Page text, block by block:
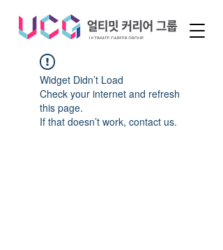
Widget Didn’t Load
Check your internet and refresh
this page.
If that doesn’t work, contact us.